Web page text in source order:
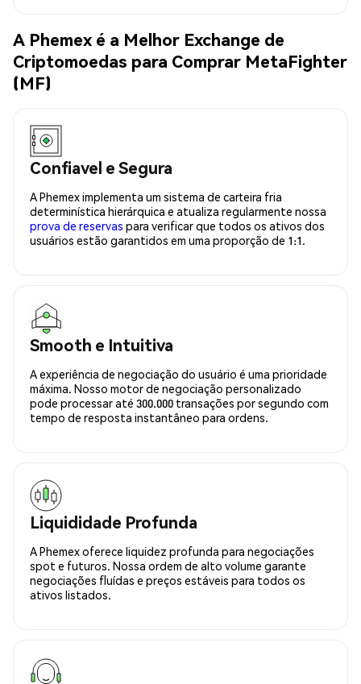
A Phemex é a Melhor Exchange de
Criptomoedas para Comprar MetaFighter
(MF)
Confiavel e Segura
A Phemex implementa um sistema de carteira fria
determinística hierárquica e atualiza regularmente nossa
prova de reservas para verificar que todos os ativos dos
usuários estão garantidos em uma proporção de 1:1.
Smooth e Intuitiva
A experiência de negociação do usuário é uma prioridade
máxima. Nosso motor de negociação personalizado
pode processar até 300.000 transações por segundo com
tempo de resposta instantâneo para ordens.
Liquididade Profunda
A Phemex oferece liquidez profunda para negociações
spot e futuros. Nossa ordem de alto volume garante
negociações fluídas e preços estáveis para todos os
ativos listados.